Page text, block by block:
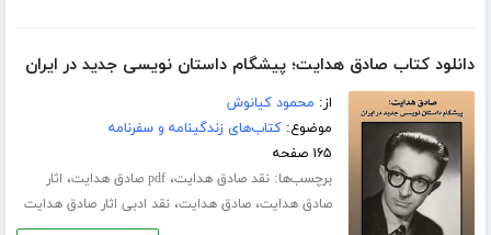
دانلود کتاب صادق هدایت؛ پیشگام داستان نویسی جدید در ایران
از: محمود کیانوش
موضوع:کتاب‌های زندگینامه و سفرنامه
۱۶۵ صفحه
برچسب‌ها:نقد صادق هدایت،pdf صادق هدایت ، اثار
صادق هدایت،صادق هدایت،نقد ادبی اثار صادق هدایت